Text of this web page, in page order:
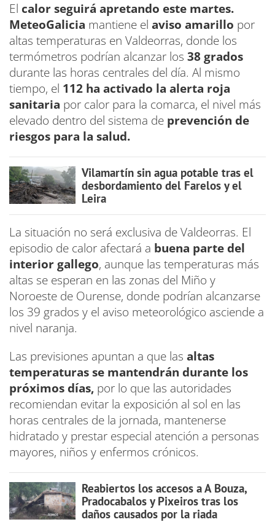
El calor seguirá apretando este martes.
MeteoGalicia mantiene el aviso amarillo por
altas temperaturas en Valdeorras, donde los
termómetros podrían alcanzar los 38 grados
durante las horas centrales del día. Al mismo
tiempo, el 112 ha activado la alerta roja
sanitaria por calor para la comarca, el nivel más
elevado dentro del sistema de prevención de
riesgos para la salud.
Vilamartín sin agua potable tras el
desbordamiento del Farelos y el
Leira
La situación no será exclusiva de Valdeorras. El
episodio de calor afectará a buena parte del
interior gallego, aunque las temperaturas más
altas se esperan en las zonas del Miño y
Noroeste de Ourense, donde podrían alcanzarse
los 39 grados y el aviso meteorológico asciende a
nivel naranja.
Las previsiones apuntan a que las altas
temperaturas se mantendrán durante los
próximos días, por lo que las autoridades
recomiendan evitar la exposición al sol en las
horas centrales de la jornada, mantenerse
hidratado y prestar especial atención a personas
mayores, niños y enfermos crónicos.
Reabiertos los accesos a A Bouza,
Pradocabalos y Pixeiros tras los
daños causados por la riada